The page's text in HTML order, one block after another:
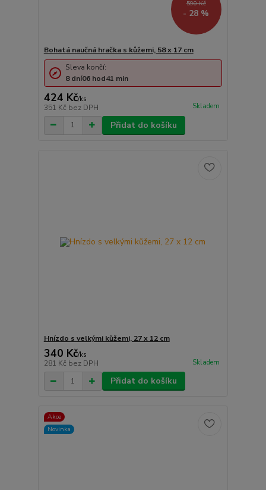
590 Kč
- 28 %
Bohatá naučná hračka s kůžemi, 58 x 17 cm
424 Kč/ks
351 Kč bez DPH Skladem
Sleva končí:
8 dní06 hod41 min
Přidat do košíku
Hnízdo s velkými kůžemi, 27 x 12 cm
340 Kč/ks
281 Kč bez DPH Skladem
Přidat do košíku
Akce
Novinka